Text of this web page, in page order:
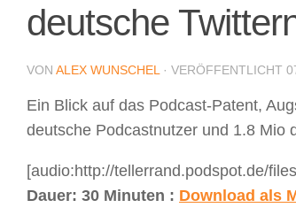
deutsche
VON ALEX WUNSCHEL · VERÖFFENTLICHT
Ein Blick auf das Podcast-Patent,
deutsche Podcastnutzer und 1.8 Mio
[audio:http://tellerrand.podspot.de/
Dauer: 30 Minuten : Download als